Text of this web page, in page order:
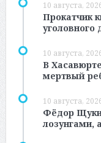
10 августа,
Прокатчик
уголовного
10 августа,
В
мертвый
10 августа,
Фёдор
лозунгами,